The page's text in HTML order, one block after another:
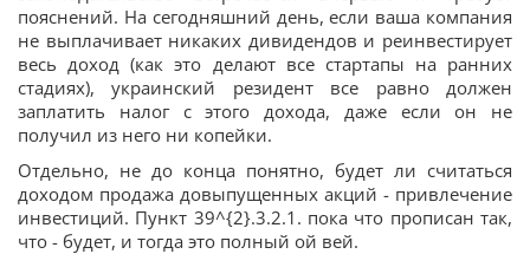
пояснений. На сегодняшний день, если ваша компания
не выплачивает никаких дивидендов и реинвестирует
весь доход (как это делают все стартапы на ранних
стадиях), украинский резидент все равно должен
заплатить налог с этого дохода, даже если он не
получил из него ни копейки.
Отдельно, не до конца понятно, будет ли считаться
доходом продажа довыпущенных акций - привлечение
инвестиций. Пункт 39^{2}.3.2.1. пока что прописан так,
что - будет, и тогда это полный ой вей.